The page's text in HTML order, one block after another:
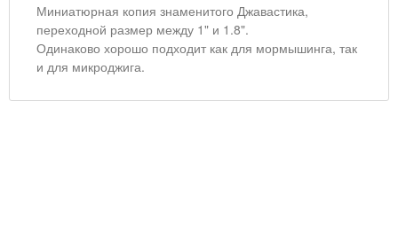
Миниатюрная копия знаменитого Джавастика,
переходной размер между 1" и 1.8".
Одинаково хорошо подходит как для мормышинга, так
и для микроджига.